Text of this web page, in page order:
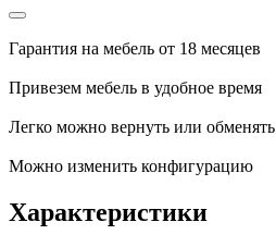
Гарантия на мебель от 18 месяцев
Привезем мебель в удобное время
Легко можно вернуть или обменять
Можно изменить конфигурацию
Характеристики